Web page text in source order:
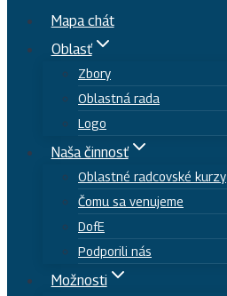
Mapa chát
Oblasť
Zbory
Oblastná rada
Logo
Naša činnosť
Oblastné radcovské kurzy
Čomu sa venujeme
DofE
Podporili nás
Možnosti